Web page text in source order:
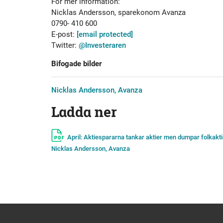
Nicklas Andersson, sparekonom Avanza
0790- 410 600
E-post: [email protected]
Twitter: @Investeraren
Bifogade bilder
Nicklas Andersson, Avanza
Ladda ner
April: Aktiespararna tankar aktier men dumpar
Nicklas Andersson, Avanza